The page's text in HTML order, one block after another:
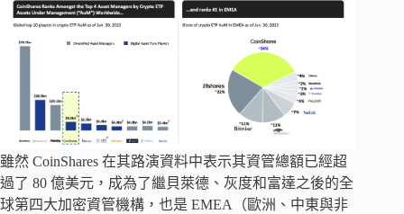
雖然 CoinShares 在其路演資料中表示其資管總額已經超
過了 80 億美元，成為了繼貝萊德、灰度和富達之後的全
球第四大加密資管機構，也是 EMEA（歐洲、中東與非